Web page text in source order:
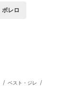
ボレロ
/ ベスト・ジレ /